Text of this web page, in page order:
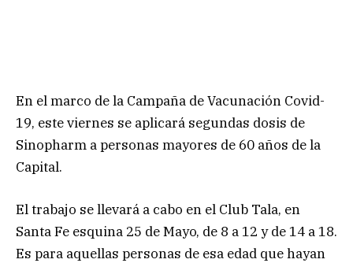
En el marco de la Campaña de Vacunación Covid-
19, este viernes se aplicará segundas dosis de
Sinopharm a personas mayores de 60 años de la
Capital.
El trabajo se llevará a cabo en el Club Tala, en
Santa Fe esquina 25 de Mayo, de 8 a 12 y de 14 a 18.
Es para aquellas personas de esa edad que hayan